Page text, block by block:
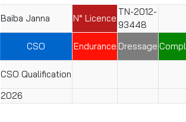
Baiba Janna N° Licence
TN-2012-
93448
CSO Endurance Dressage
CSO Qualification
2026